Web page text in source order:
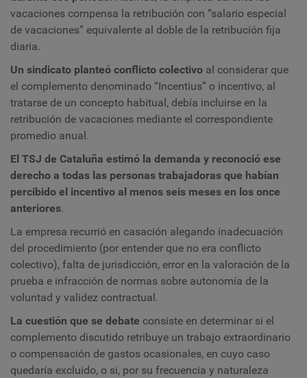
vacaciones compensa la retribución con “salario especial
de vacaciones” equivalente al doble de la retribución fija
diaria.
Un sindicato planteó conflicto colectivo al considerar que
el complemento denominado “Incentius” o incentivo, al
tratarse de un concepto habitual, debía incluirse en la
retribución de vacaciones mediante el correspondiente
promedio anual.
El TSJ de Cataluña estimó la demanda y reconoció ese
derecho a todas las personas trabajadoras que habían
percibido el incentivo al menos seis meses en los once
anteriores.
La empresa recurrió en casación alegando inadecuación
del procedimiento (por entender que no era conflicto
colectivo), falta de jurisdicción, error en la valoración de la
prueba e infracción de normas sobre autonomía de la
voluntad y validez contractual.
La cuestión que se debate consiste en determinar si el
complemento discutido retribuye un trabajo extraordinario
o compensación de gastos ocasionales, en cuyo caso
quedaría excluido, o si, por su frecuencia y naturaleza